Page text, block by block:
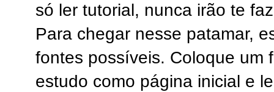
só ler tutorial, nunca irão te
Para chegar nesse patamar,
fontes possíveis. Coloque um
estudo como página inicial e